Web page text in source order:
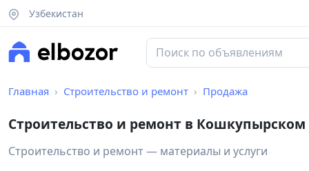
Узбекистан
Главная Строительство и ремонт Продажа
Строительство и ремонт в
Строительство и ремонт — материалы и услуги